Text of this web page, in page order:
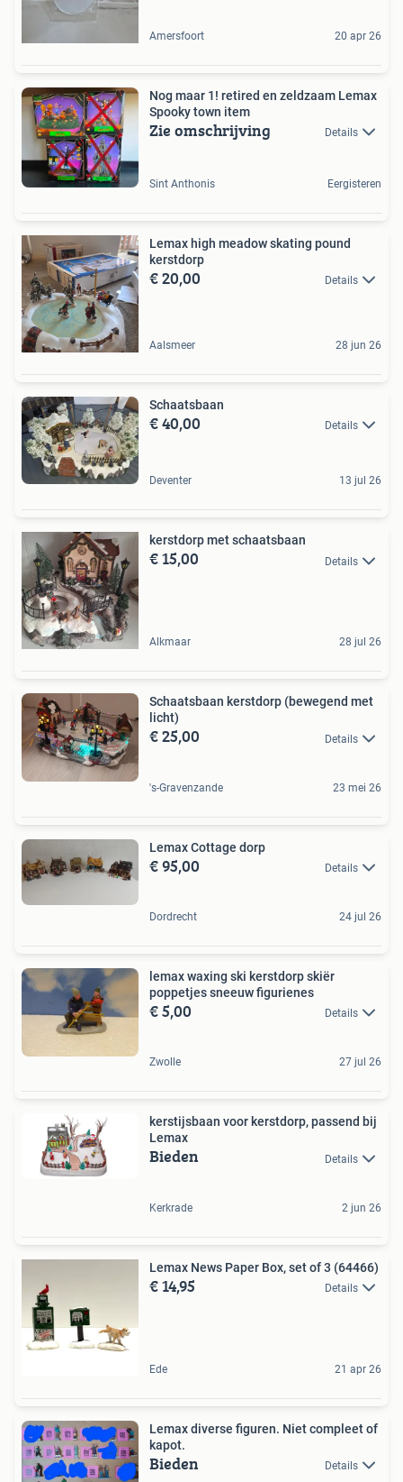
Amersfoort 20 apr 26
Nog maar 1! retired en zeldzaam Lemax
Spooky town item
Zie omschrijving Details
Sint Anthonis Eergisteren
Lemax high meadow skating pound
kerstdorp
€ 20,00 Details
Aalsmeer 28 jun 26
Schaatsbaan
€ 40,00 Details
Deventer 13 jul 26
kerstdorp met schaatsbaan
€ 15,00 Details
Alkmaar 28 jul 26
Schaatsbaan kerstdorp (bewegend met
licht)
€ 25,00 Details
's-Gravenzande 23 mei 26
Lemax Cottage dorp
€ 95,00 Details
Dordrecht 24 jul 26
lemax waxing ski kerstdorp skiër
poppetjes sneeuw figurienes
€ 5,00 Details
Zwolle 27 jul 26
kerstijsbaan voor kerstdorp, passend bij
Lemax
Bieden Details
Kerkrade 2 jun 26
Lemax News Paper Box, set of 3 (64466)
€ 14,95 Details
Ede 21 apr 26
Lemax diverse figuren. Niet compleet of
kapot.
Bieden Details